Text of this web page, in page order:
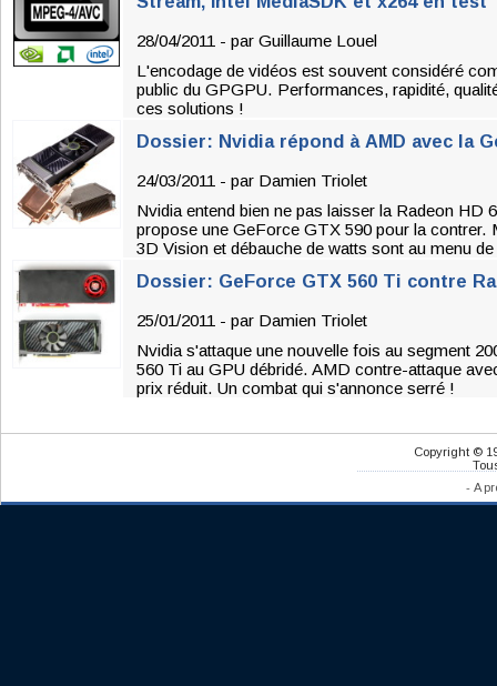
28/04/2011 - par Guillaume Louel
L'encodage de vidéos est souvent considéré
public du GPGPU. Performances, rapidité,
ces solutions !
Dossier: Nvidia répond à AMD avec la
24/03/2011 - par Damien Triolet
Nvidia entend bien ne pas laisser la Radeon HD
propose une GeForce GTX 590 pour la contrer.
3D Vision et débauche de watts sont au menu
Dossier: GeForce GTX 560 Ti contre
25/01/2011 - par Damien Triolet
Nvidia s'attaque une nouvelle fois au segment
560 Ti au GPU débridé. AMD contre-attaque
prix réduit. Un combat qui s'annonce serré !
Copyright ©
- A